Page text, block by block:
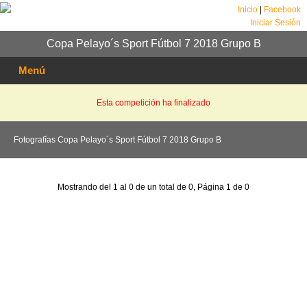
Inicio
Facebook
Iniciar Sesión
Copa Pelayo´s Sport Fútbol 7 2018 Grupo B
Menú
Esta competición ha finalizado
Fotografías Copa Pelayo´s Sport Fútbol 7 2018 Grupo B
Mostrando del 1 al 0 de un total de 0, Página 1 de 0